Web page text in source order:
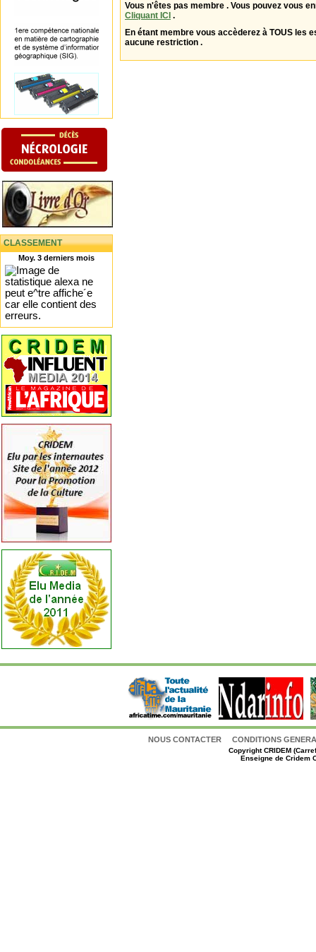
CLASSEMENT
Moy. 3 derniers mois
Vous n'êtes pas membre . Vous pouvez vous
Cliquant ICI .
En étant membre vous accèderez à TOUS les
aucune restriction .
NOUS CONTACTER CONDITIONS
CopyrightCRIDEM
Enseigne de Cridem